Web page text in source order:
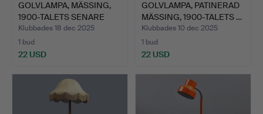
GOLVLAMPA, MÄSSING,
1900-TALETS SENARE
HÄL…
Klubbades 18 dec 2025
1 bud
22 USD
GOLVLAMPA, PATINERAD
MÄSSING, 1900-TALETS …
Klubbades 10 dec 2025
1 bud
22 USD